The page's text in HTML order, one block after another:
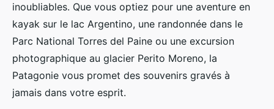
inoubliables. Que vous optiez pour une aventure en
kayak sur le lac Argentino, une randonnée dans le
Parc National Torres del Paine ou une excursion
photographique au glacier Perito Moreno, la
Patagonie vous promet des souvenirs gravés à
jamais dans votre esprit.